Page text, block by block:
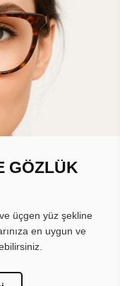
GÖZLÜK
üçgen yüz şekline
en uygun ve